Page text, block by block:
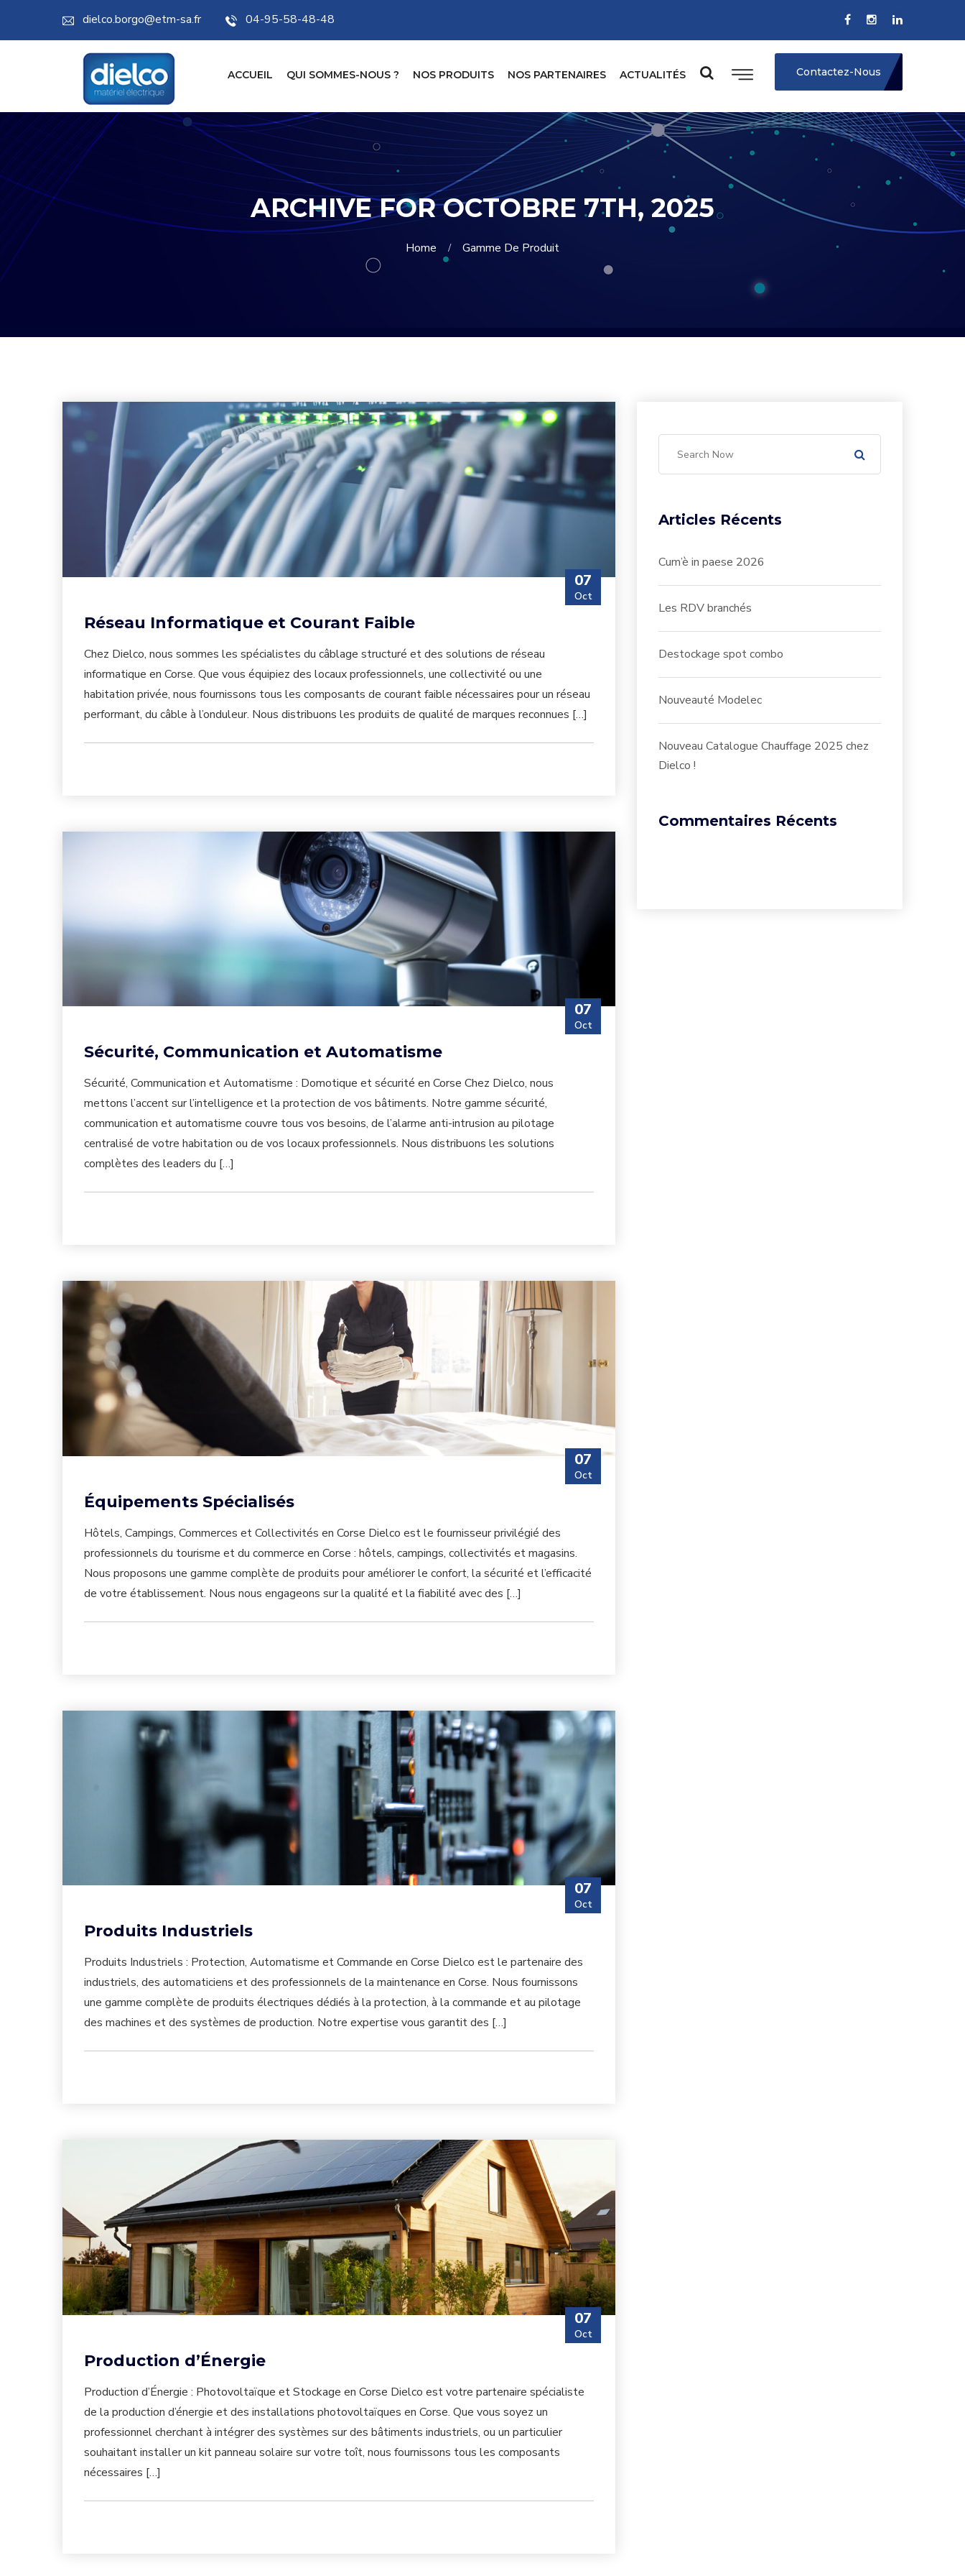
dielco.borgo@etm-sa.fr 04-95-58-48-48
ACCUEIL QUI SOMMES-NOUS ? NOS PRODUITS NOS PARTENAIRES ACTUALITÉS Contactez-Nous
ARCHIVE FOR OCTOBRE 7TH, 2025
Home Gamme De Produit
07
Oct
Réseau Informatique et Courant Faible
Chez Dielco, nous sommes les spécialistes du câblage structuré et des solutions de réseau
informatique en Corse. Que vous équipiez des locaux professionnels, une collectivité ou une
habitation privée, nous fournissons tous les composants de courant faible nécessaires pour un réseau
performant, du câble à l’onduleur. Nous distribuons les produits de qualité de marques reconnues […]
07
Oct
Sécurité, Communication et Automatisme
Sécurité, Communication et Automatisme : Domotique et sécurité en Corse Chez Dielco, nous
mettons l’accent sur l’intelligence et la protection de vos bâtiments. Notre gamme sécurité,
communication et automatisme couvre tous vos besoins, de l’alarme anti-intrusion au pilotage
centralisé de votre habitation ou de vos locaux professionnels. Nous distribuons les solutions
complètes des leaders du […]
07
Oct
Équipements Spécialisés
Hôtels, Campings, Commerces et Collectivités en Corse Dielco est le fournisseur privilégié des
professionnels du tourisme et du commerce en Corse : hôtels, campings, collectivités et magasins.
Nous proposons une gamme complète de produits pour améliorer le confort, la sécurité et l’efficacité
de votre établissement. Nous nous engageons sur la qualité et la fiabilité avec des […]
07
Oct
Produits Industriels
Produits Industriels : Protection, Automatisme et Commande en Corse Dielco est le partenaire des
industriels, des automaticiens et des professionnels de la maintenance en Corse. Nous fournissons
une gamme complète de produits électriques dédiés à la protection, à la commande et au pilotage
des machines et des systèmes de production. Notre expertise vous garantit des […]
07
Oct
Production d’Énergie
Production d’Énergie : Photovoltaïque et Stockage en Corse Dielco est votre partenaire spécialiste
de la production d’énergie et des installations photovoltaïques en Corse. Que vous soyez un
professionnel cherchant à intégrer des systèmes sur des bâtiments industriels, ou un particulier
souhaitant installer un kit panneau solaire sur votre toît, nous fournissons tous les composants
nécessaires […]
Articles Récents
Cum’è in paese 2026
Les RDV branchés
Destockage spot combo
Nouveauté Modelec
Nouveau Catalogue Chauffage 2025 chez
Dielco !
Commentaires Récents